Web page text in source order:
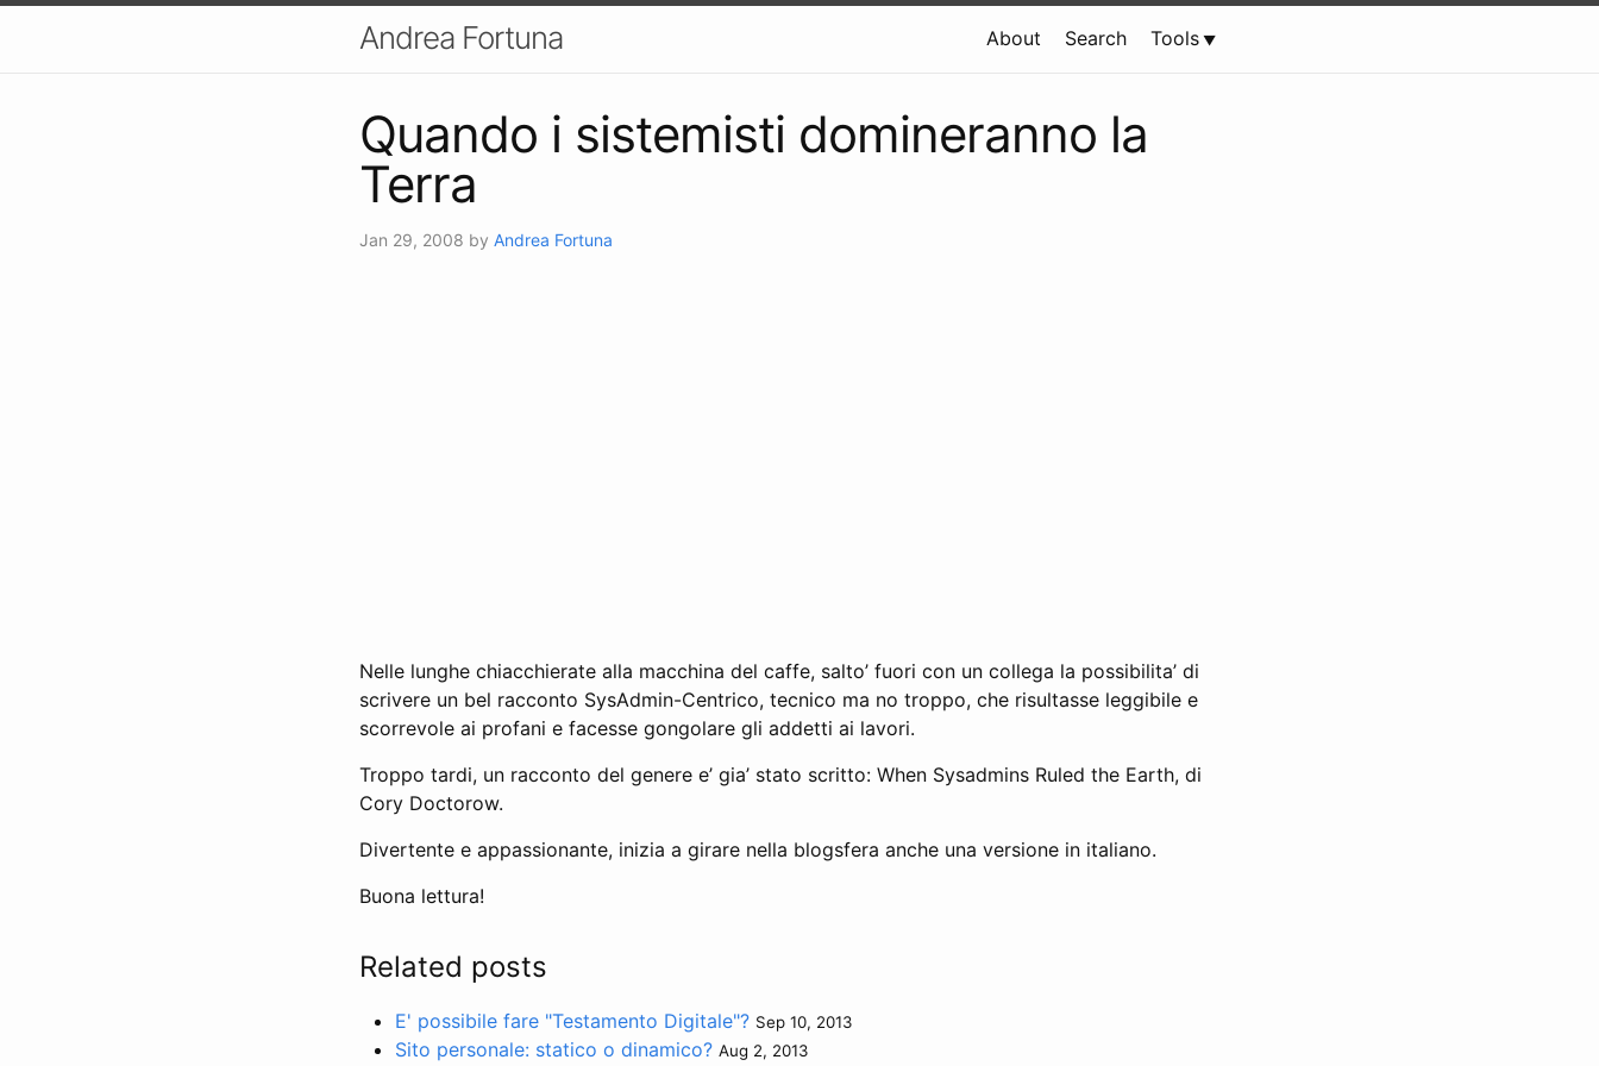
Andrea Fortuna About Search Tools
Quando i sistemisti domineranno la
Terra
Jan 29, 2008 by Andrea Fortuna
Nelle lunghe chiacchierate alla macchina del caffe, salto’ fuori con un collega la possibilita’ di
scrivere un bel racconto SysAdmin-Centrico, tecnico ma no troppo, che risultasse leggibile e
scorrevole ai profani e facesse gongolare gli addetti ai lavori.
Troppo tardi, un racconto del genere e’ gia’ stato scritto: When Sysadmins Ruled the Earth, di
Cory Doctorow.
Divertente e appassionante, inizia a girare nella blogsfera anche una versione in italiano.
Buona lettura!
Related posts
E' possibile fare "Testamento Digitale"? Sep 10, 2013
Sito personale: statico o dinamico? Aug 2, 2013